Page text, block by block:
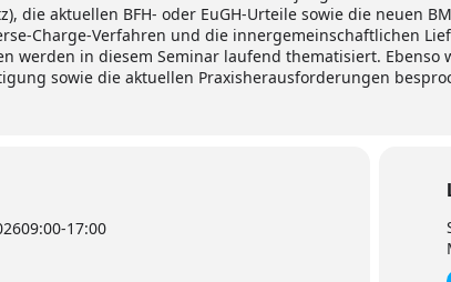
die aktuellen BFH- oder EuGH-Urteile sowie die neuen
Charge-Verfahren und die innergemeinschaftlichen
werden in diesem Seminar laufend thematisiert. Ebenso
sowie die aktuellen Praxisherausforderungen
09:00-17:00